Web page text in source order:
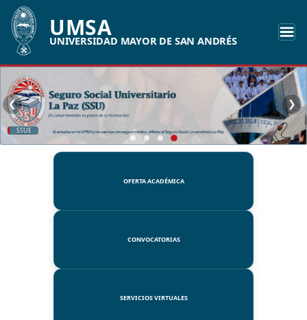
UMSA
UNIVERSIDAD MAYOR DE SAN ANDRÉS
SSUE
❮ ❯
OFERTA ACADÉMICA
CONVOCATORIAS
SERVICIOS VIRTUALES